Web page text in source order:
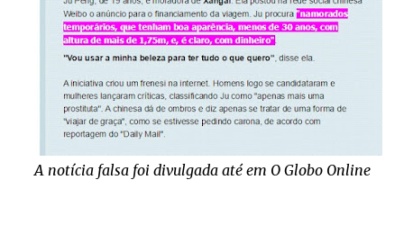
A notícia falsa foi divulgada até em O Globo Online